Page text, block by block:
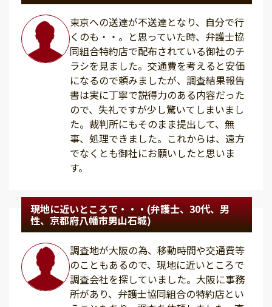
東京への送達が不送達となり、自分で行
くのも・・。と思っていた時、弁護士協
同組合特約店で配布されている御社のチ
ラシを見ました。交通費を考えると安価
になるので頼みましたが、調査結果報告
書は実に丁寧で説得力のある内容だった
ので、失礼ですが少し驚いてしまいまし
た。裁判所にもそのまま提出して、無
事、処理できました。これからは、遠方
でなくとも御社にお願いしたと思いま
す。
現地に近いところで・・・(弁護士、30代、男
性、京都府八幡市男山石城)
調査地が大阪の為、移動時間や交通費等
のこともあるので、現地に近いところで
調査会社を探していました。大阪に事務
所があり、弁護士協同組合の特約店とい